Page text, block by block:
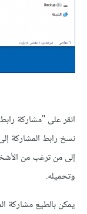
نسخ رابط المشاركة
إلى من ترغب من
وتحميله.
يمكن بالطيع مشاركة